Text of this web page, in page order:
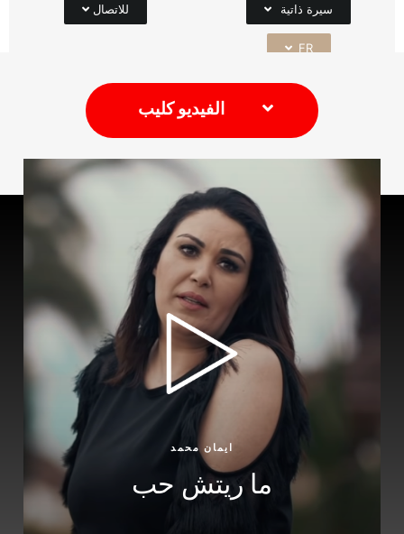
سيرة ذاتية للاتصال
FR
الفيديو كليب
ايمان محمد
ما ريتش حب